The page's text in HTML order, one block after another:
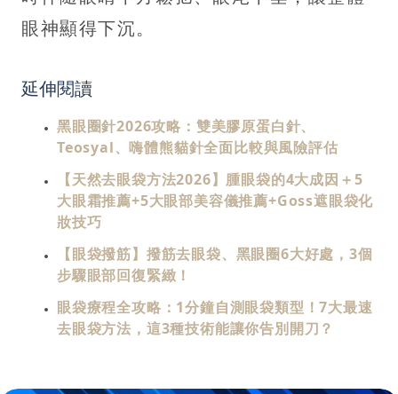
眼神顯得下沉。
延伸閱讀
黑眼圈針2026攻略：雙美膠原蛋白針、
Teosyal、嗨體熊貓針全面比較與風險評估
【天然去眼袋方法2026】腫眼袋的4大成因＋5
大眼霜推薦+5大眼部美容儀推薦+Goss遮眼袋化
妝技巧
【眼袋撥筋】撥筋去眼袋、黑眼圈6大好處，3個
步驟眼部回復緊緻！
眼袋療程全攻略：1分鐘自測眼袋類型！7大最速
去眼袋方法，這3種技術能讓你告別開刀？